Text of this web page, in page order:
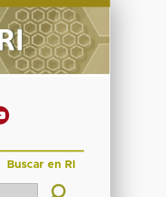
Buscar en RI